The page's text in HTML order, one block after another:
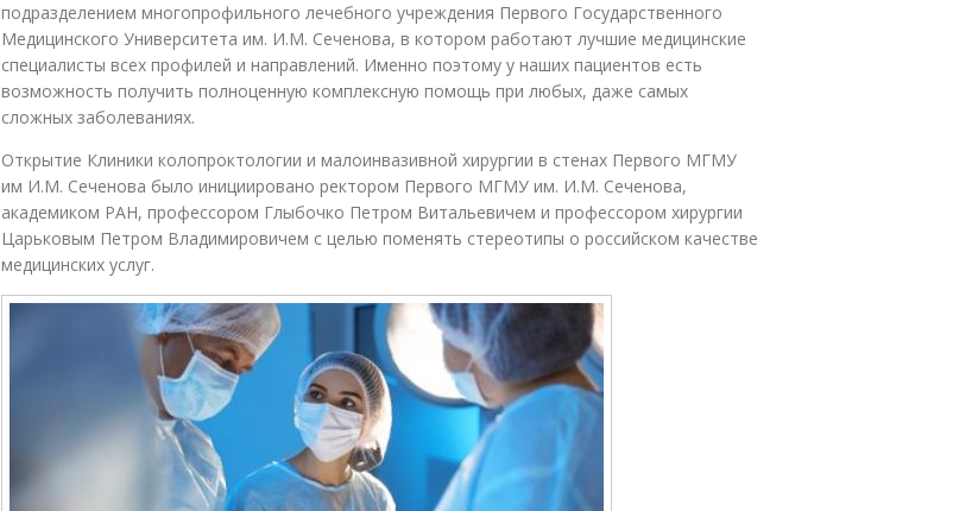
подразделением многопрофильного лечебного учреждения Первого Государственного
Медицинского Университета им. И.М. Сеченова, в котором работают лучшие медицинские
специалисты всех профилей и направлений. Именно поэтому у наших пациентов есть
возможность получить полноценную комплексную помощь при любых, даже самых
сложных заболеваниях.
Открытие Клиники колопроктологии и малоинвазивной хирургии в стенах Первого МГМУ
им И.М. Сеченова было инициировано ректором Первого МГМУ им. И.М. Сеченова,
академиком РАН, профессором Глыбочко Петром Витальевичем и профессором хирургии
Царьковым Петром Владимировичем с целью поменять стереотипы о российском качестве
медицинских услуг.